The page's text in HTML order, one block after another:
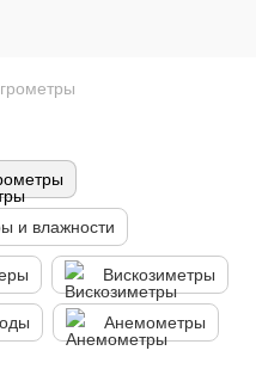
и влажности
Вискозиметры
Анемометры